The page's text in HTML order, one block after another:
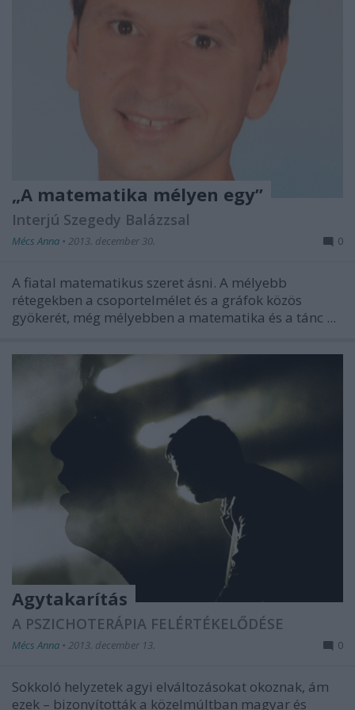
„A matematika mélyen egy”
Interjú Szegedy Balázzsal
Mécs Anna • 2013. december 30. 0
A fiatal matematikus szeret ásni. A mélyebb
rétegekben a csoportelmélet és a gráfok közös
gyökerét, még mélyebben a matematika és a tánc ...
Agytakarítás
A PSZICHOTERÁPIA FELÉRTÉKELŐDÉSE
Mécs Anna • 2013. december 13. 0
Sokkoló helyzetek agyi elváltozásokat okoznak, ám
ezek – bizonyították a közelmúltban magyar és